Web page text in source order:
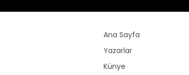
Ana Sayfa
Yazarlar
Künye